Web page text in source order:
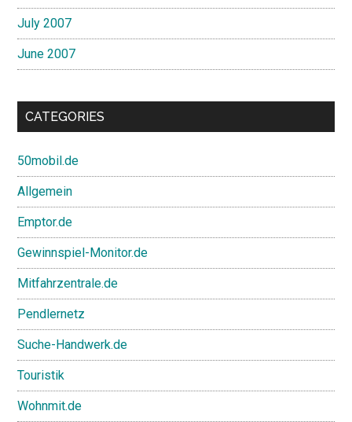
July 2007
June 2007
CATEGORIES
50mobil.de
Allgemein
Emptor.de
Gewinnspiel-Monitor.de
Mitfahrzentrale.de
Pendlernetz
Suche-Handwerk.de
Touristik
Wohnmit.de